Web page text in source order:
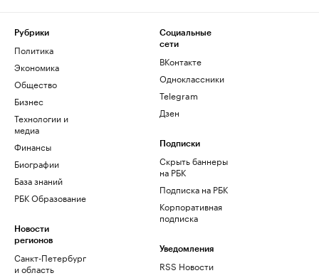
Рубрики
Политика
Экономика
Общество
Бизнес
Технологии и
медиа
Финансы
Биографии
База знаний
РБК Образование
Новости
регионов
Санкт-Петербург
и область
Социальные
сети
ВКонтакте
Одноклассники
Telegram
Дзен
Подписки
Скрыть баннеры
на РБК
Подписка на РБК
Корпоративная
подписка
Уведомления
RSS Новости